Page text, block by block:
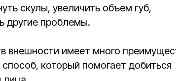
скулы, увеличить объем губ,
другие проблемы.
внешности имеет много
который помогает добиться